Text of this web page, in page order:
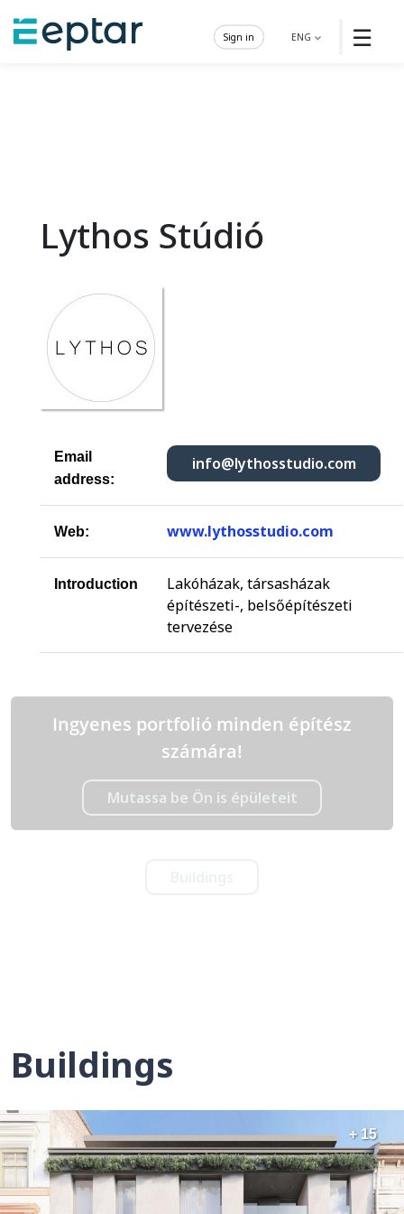
☰
ENG
Sign in
Lythos Stúdió
Email
address:
info@lythosstudio.com
Web: www.lythosstudio.com
Introduction
Lakóházak, társasházak
építészeti-, belsőépítészeti
tervezése
Ingyenes portfolió minden építész
számára!
Mutassa be Ön is épületeit
Buildings
+ 15